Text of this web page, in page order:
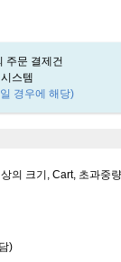
주문 결제건
스템
경우에 해당)
의 크기, Cart, 초과중
)